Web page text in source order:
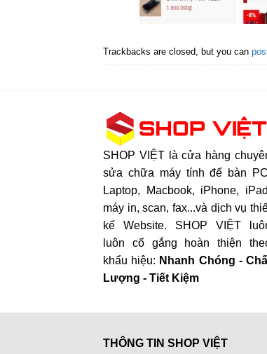
Trackbacks are closed, but you can
SHOP VIỆT là cửa hàng
sửa chữa máy tính để bàn
Laptop, Macbook, iPhone,
máy in, scan, fax...và dịch vụ
kế Website. SHOP VIỆT
luôn cố gắng hoàn thiện
khẩu hiệu: Nhanh Chóng -
Lượng - Tiết Kiệm
THÔNG TIN SHOP VIỆT